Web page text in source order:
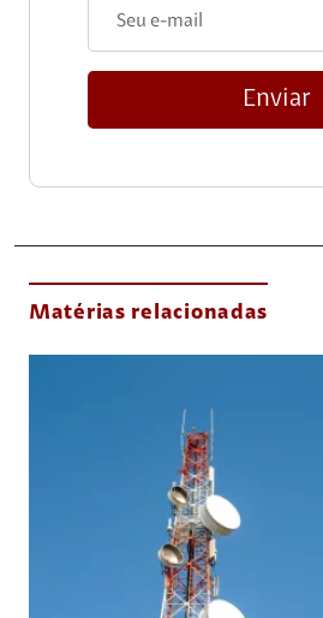
Enviar
Matérias relacionadas